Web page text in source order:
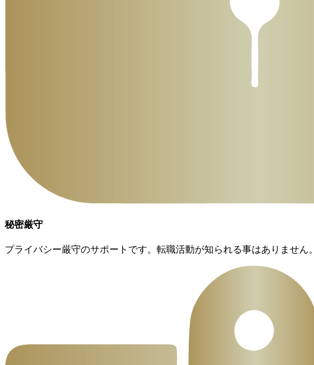
秘密厳守
プライバシー厳守のサポートです。転職活動が知られる事はありません。